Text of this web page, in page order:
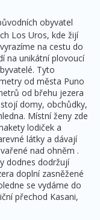
obyvatel
Los Uros, kde žijí
na cestu do
na unikátní plovoucí
Tyto
od města Puno
od břehu jezera
domy, obchůdky,
Místní ženy zde
lodiček a
látky a dávají
nad ohněm .
dodnes dodržují
doplní zasněžené
se vydáme do
přechod Kasani,